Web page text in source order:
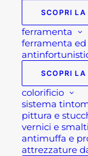
SCOPRI LA
ferramenta
ferramenta
SCOPRI LA
colorificio
sistema
pittura e
vernici e smalti
antimuffa e
attrezzature